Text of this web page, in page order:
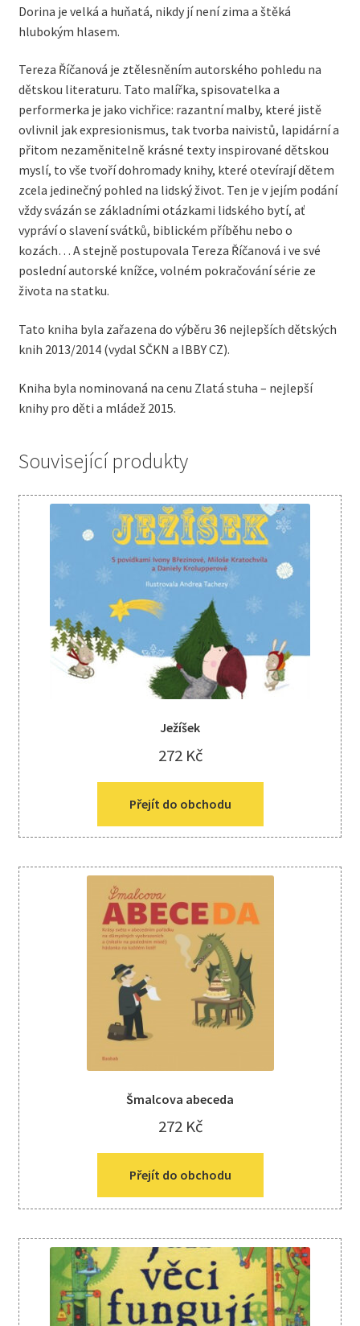
Dorina je velká a huňatá, nikdy jí není zima a štěká
hlubokým hlasem.
Tereza Říčanová je ztělesněním autorského pohledu na
dětskou literaturu. Tato malířka, spisovatelka a
performerka je jako vichřice: razantní malby, které jistě
ovlivnil jak expresionismus, tak tvorba naivistů, lapidární a
přitom nezaměnitelně krásné texty inspirované dětskou
myslí, to vše tvoří dohromady knihy, které otevírají dětem
zcela jedinečný pohled na lidský život. Ten je v jejím podání
vždy svázán se základními otázkami lidského bytí, ať
vypráví o slavení svátků, biblickém příběhu nebo o
kozách… A stejně postupovala Tereza Říčanová i ve své
poslední autorské knížce, volném pokračování série ze
života na statku.
Tato kniha byla zařazena do výběru 36 nejlepších dětských
knih 2013/2014 (vydal SČKN a IBBY CZ).
Kniha byla nominovaná na cenu Zlatá stuha – nejlepší
knihy pro děti a mládež 2015.
Související produkty
Ježíšek
272 Kč
Přejít do obchodu
Šmalcova abeceda
272 Kč
Přejít do obchodu